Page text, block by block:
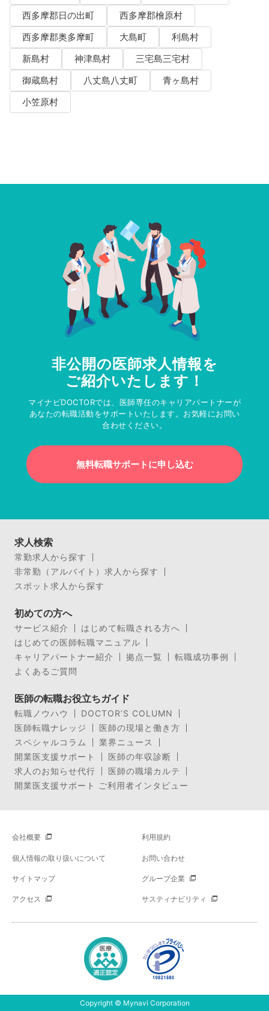
西多摩郡日の出町
西多摩郡檜原村
西多摩郡奥多摩町
大島町
利島村
新島村
神津島村
三宅島三宅村
御蔵島村
八丈島八丈町
青ヶ島村
小笠原村
非公開の医師求人情報を
ご紹介いたします！
マイナビDOCTORでは、医師専任のキャリアパートナーが
あなたの転職活動をサポートいたします。お気軽にお問い
合わせください。
無料転職サポートに申し込む
求人検索
常勤求人から探す
非常勤（アルバイト）求人から探す
スポット求人から探す
初めての方へ
サービス紹介
はじめて転職される方へ
はじめての医師転職マニュアル
キャリアパートナー紹介
拠点一覧
転職成功事例
よくあるご質問
医師の転職お役立ちガイド
転職ノウハウ
DOCTOR’S COLUMN
医師転職ナレッジ
医師の現場と働き方
スペシャルコラム
業界ニュース
開業医支援サポート
医師の年収診断
求人のお知らせ代行
医師の職場カルテ
開業医支援サポート ご利用者インタビュー
会社概要 利用規約
個人情報の取り扱いについて お問い合わせ
サイトマップ グループ企業
アクセス サスティナビリティ
Copyright © Mynavi Corporation